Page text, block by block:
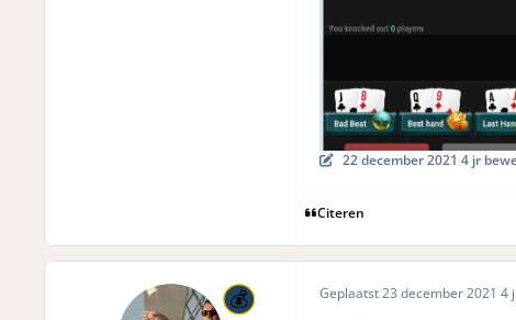
22 december 2021 4 jr
Citeren
Geplaatst23 december 2021 4